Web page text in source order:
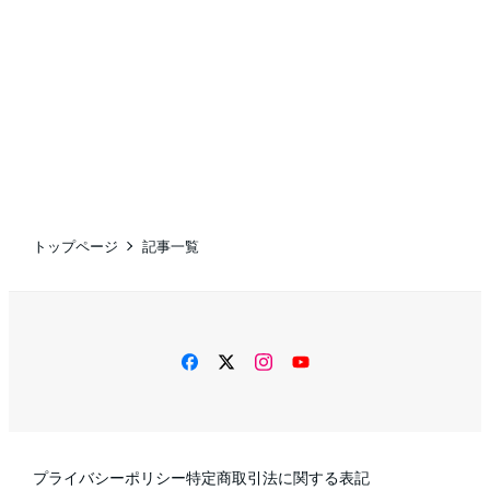
トップページ 記事一覧
facebooktwitterinstagram
YouTube
プライバシーポリシー特定商取引法に関する表記